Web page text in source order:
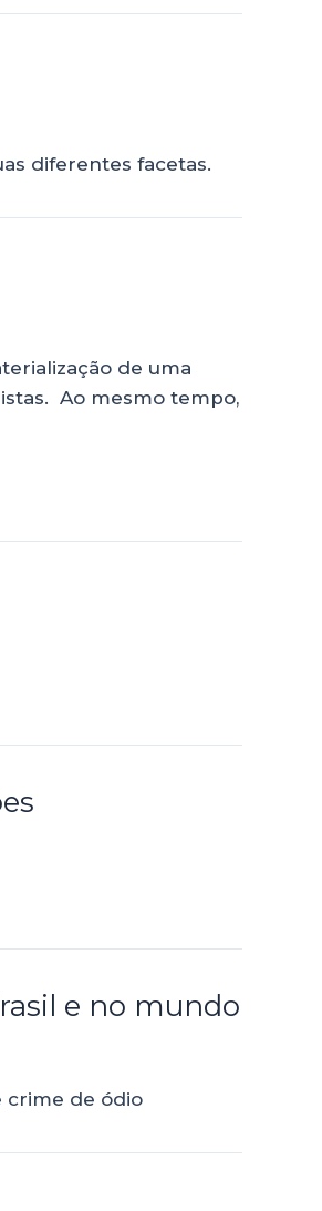
diferentes facetas.
de uma
Ao mesmo tempo,
e no mundo
crime de ódio